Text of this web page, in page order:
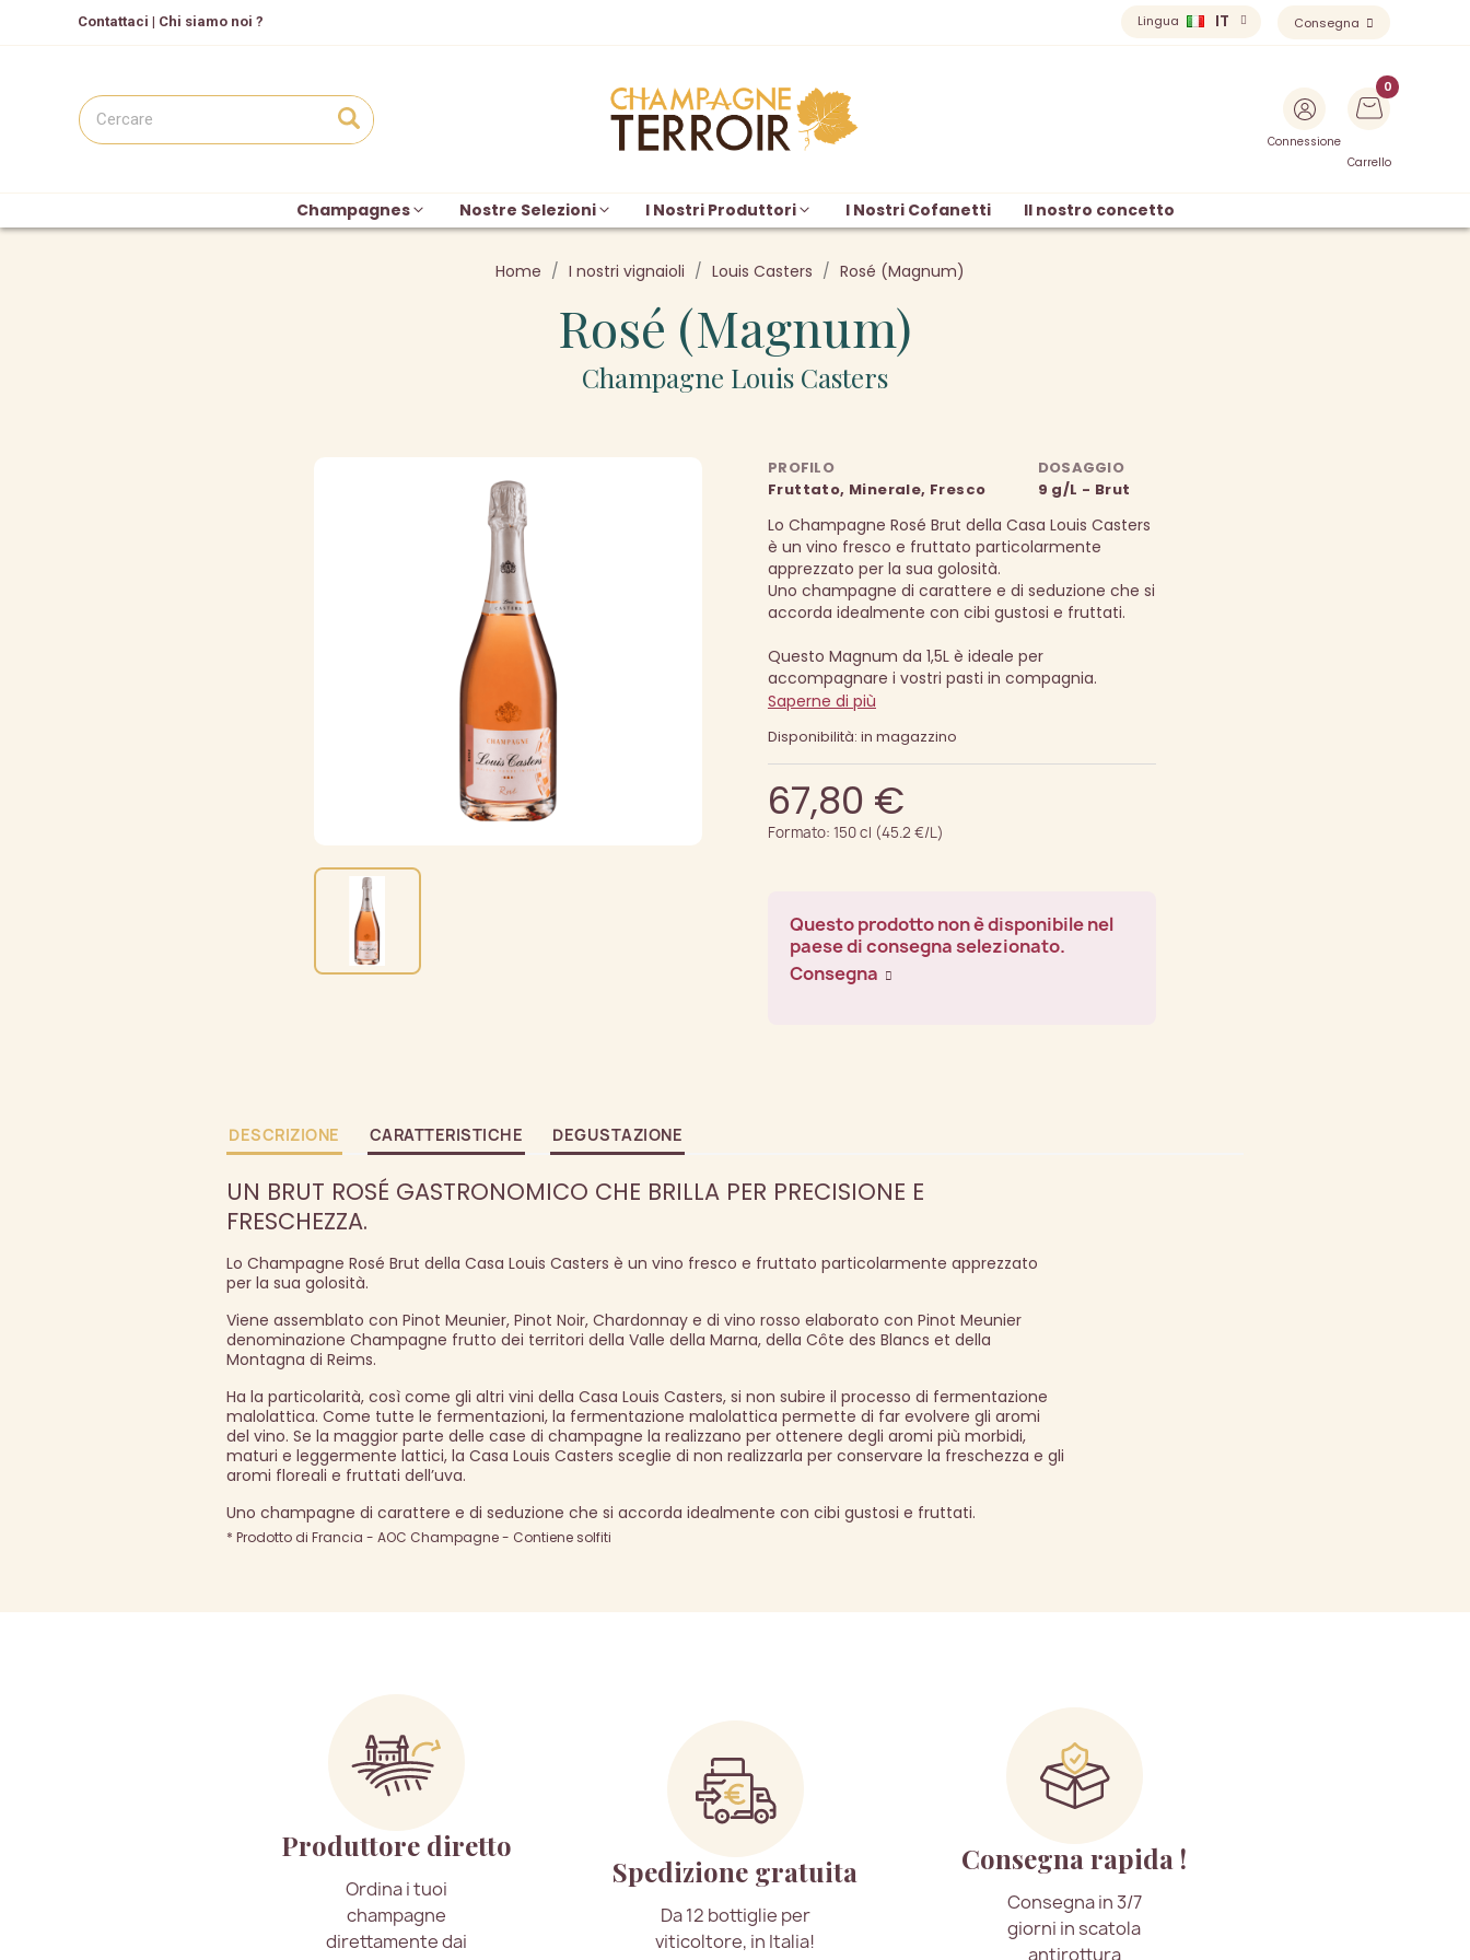
Contattaci | Chi siamo noi ? Lingua IT Consegna
Connessione
Carrello
Champagnes Nostre Selezioni I Nostri Produttori I Nostri Cofanetti Il nostro concetto
Home I nostri vignaioli Louis Casters Rosé (Magnum)
Rosé (Magnum)
Champagne Louis Casters
PROFILO
Fruttato, Minerale, Fresco
DOSAGGIO
9 g/L - Brut
Lo Champagne Rosé Brut della Casa Louis Casters
è un vino fresco e fruttato particolarmente
apprezzato per la sua golosità.
Uno champagne di carattere e di seduzione che si
accorda idealmente con cibi gustosi e fruttati.
Questo Magnum da 1,5L è ideale per
accompagnare i vostri pasti in compagnia.
Saperne di più
Disponibilità: in magazzino
67,80 €
Formato: 150 cl (45.2 €/L)
Questo prodotto non è disponibile nel
paese di consegna selezionato.
Consegna
DESCRIZIONE CARATTERISTICHE DEGUSTAZIONE
UN BRUT ROSÉ GASTRONOMICO CHE BRILLA PER PRECISIONE E
FRESCHEZZA.
Lo Champagne Rosé Brut della Casa Louis Casters è un vino fresco e fruttato particolarmente apprezzato
per la sua golosità.
Viene assemblato con Pinot Meunier, Pinot Noir, Chardonnay e di vino rosso elaborato con Pinot Meunier
denominazione Champagne frutto dei territori della Valle della Marna, della Côte des Blancs et della
Montagna di Reims.
Ha la particolarità, così come gli altri vini della Casa Louis Casters, si non subire il processo di fermentazione
malolattica. Come tutte le fermentazioni, la fermentazione malolattica permette di far evolvere gli aromi
del vino. Se la maggior parte delle case di champagne la realizzano per ottenere degli aromi più morbidi,
maturi e leggermente lattici, la Casa Louis Casters sceglie di non realizzarla per conservare la freschezza e gli
aromi floreali e fruttati dell’uva.
Uno champagne di carattere e di seduzione che si accorda idealmente con cibi gustosi e fruttati.
* Prodotto di Francia - AOC Champagne - Contiene solfiti
Produttore diretto
Ordina i tuoi
champagne
direttamente dai
Spedizione gratuita
Da 12 bottiglie per
viticoltore, in Italia!
Consegna rapida !
Consegna in 3/7
giorni in scatola
antirottura